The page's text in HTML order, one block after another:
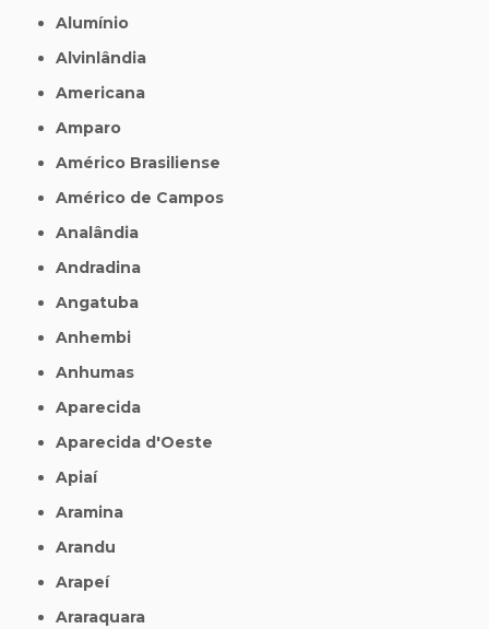
Alumínio
Alvinlândia
Americana
Amparo
Américo Brasiliense
Américo de Campos
Analândia
Andradina
Angatuba
Anhembi
Anhumas
Aparecida
Aparecida d'Oeste
Apiaí
Aramina
Arandu
Arapeí
Araraquara